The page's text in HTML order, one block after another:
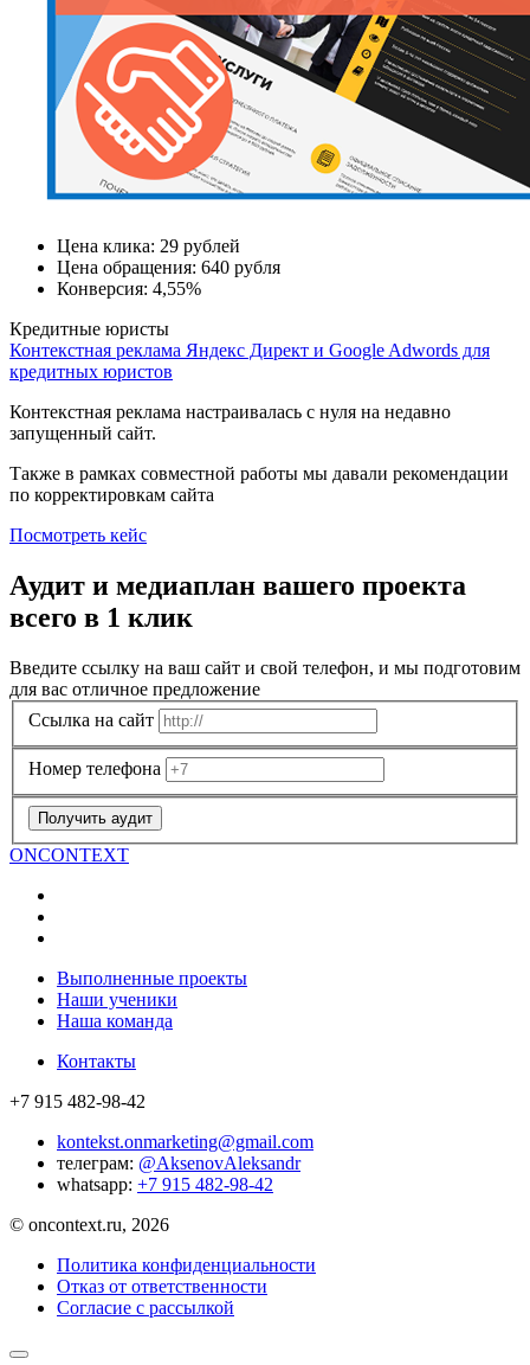
Цена клика: 29 рублей
Цена обращения: 640 рубля
Конверсия: 4,55%
Кредитные юристы
Контекстная реклама Яндекс Директ и Google Adwords для
кредитных юристов
Контекстная реклама настраивалась с нуля на недавно
запущенный сайт.
Также в рамках совместной работы мы давали рекомендации
по корректировкам сайта
Посмотреть кейс
Аудит и медиаплан вашего проекта
всего в 1 клик
Введите ссылку на ваш сайт и свой телефон, и мы подготовим
для вас отличное предложение
Ссылка на сайт
Номер телефона
Получить аудит
ONCONTEXT
Выполненные проекты
Наши ученики
Наша команда
Контакты
+7 915 482-98-42
kontekst.onmarketing@gmail.com
телеграм: @AksenovAleksandr
whatsapp: +7 915 482-98-42
© oncontext.ru, 2026
Политика конфиденциальности
Отказ от ответственности
Согласие с рассылкой